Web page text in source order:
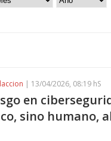
| 13/04/2026, 08:19 hS
en
sino humano,